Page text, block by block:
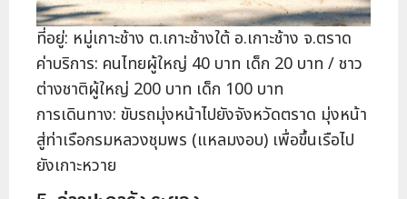
ที่อยู่: หมู่เกาะช้าง ต.เกาะช้างใต้ อ.เกาะช้าง จ.ตราด
ค่าบริการ: คนไทยผู้ใหญ่ 40 บาท เด็ก 20 บาท / ชาว
ต่างชาติผู้ใหญ่ 200 บาท เด็ก 100 บาท
การเดินทาง: ขับรถมุ่งหน้าไปยังจังหวัดตราด มุ่งหน้า
สู่ท่าเรือกรมหลวงชุมพร (แหลมงอบ) เพื่อขึ้นเรือไป
ยังเกาะหวาย